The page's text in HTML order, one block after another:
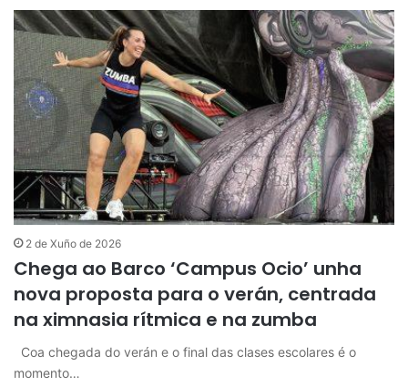
2 de Xuño de 2026
Chega ao Barco ‘Campus Ocio’ unha
nova proposta para o verán, centrada
na ximnasia rítmica e na zumba
Coa chegada do verán e o final das clases escolares é o
momento…